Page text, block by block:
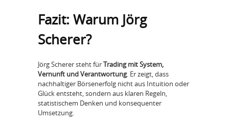
Fazit: Warum Jörg
Scherer?
Jörg Scherer steht fürTrading mit System,
Vernunft und Verantwortung. Er zeigt, dass
nachhaltiger Börsenerfolg nicht aus Intuition oder
Glück entsteht, sondern aus klaren Regeln,
statistischem Denken und konsequenter
Umsetzung.